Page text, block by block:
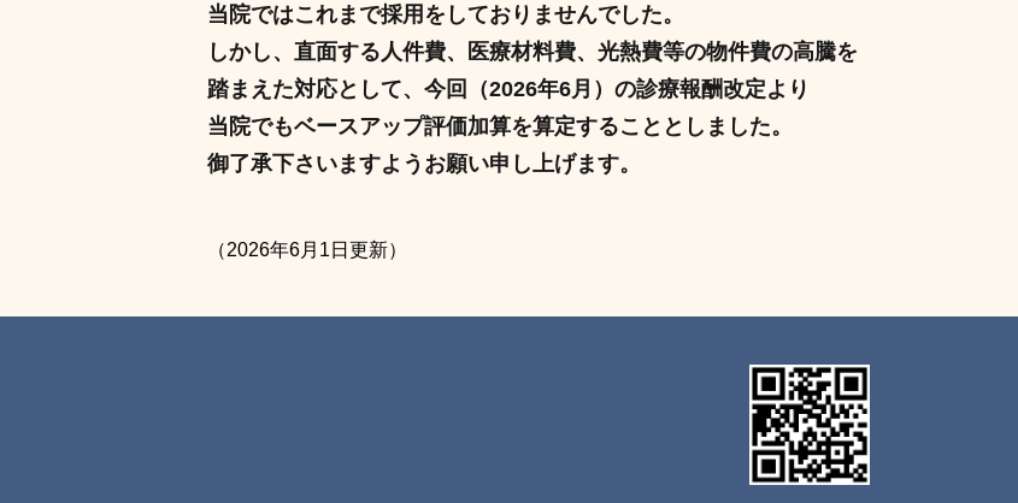
当院ではこれまで採用をしておりませんでした。
しかし、直面する人件費、医療材料費、光熱費等の物件費の高騰を
踏まえた対応として、今回（2026年6月）の診療報酬改定より
当院でもベースアップ評価加算を算定することとしました。
御了承下さいますようお願い申し上げます。
（2026年6月1日更新）